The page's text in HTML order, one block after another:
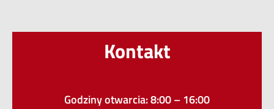
Kontakt
Godziny otwarcia: 8:00 – 16:00